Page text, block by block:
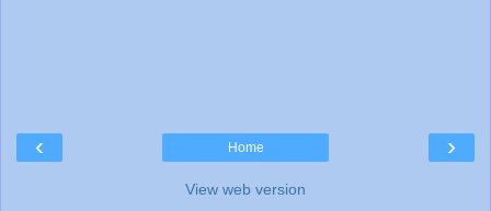
‹ ›
Home
View web version